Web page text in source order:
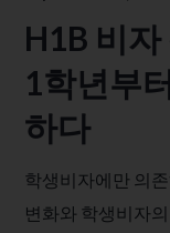
H1B 비
1학년부
하다
학생비자에만 의
변화와 학생비자